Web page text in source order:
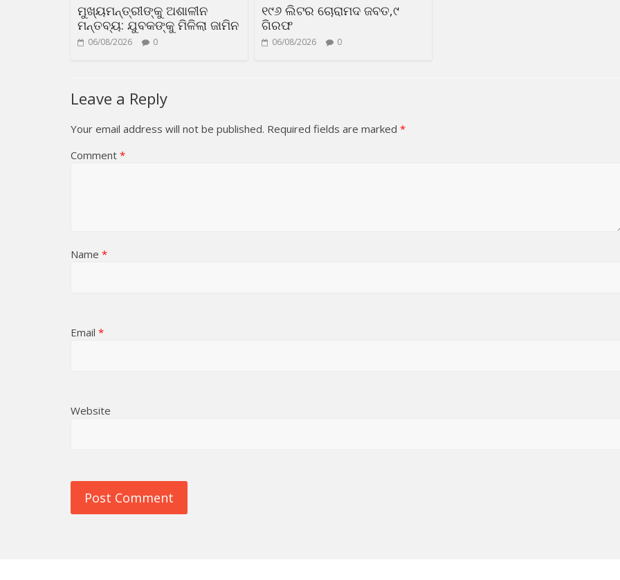
ମୁଖ୍ୟମନ୍ତ୍ରୀଙ୍କୁ ଅଶାଳୀନ
ମନ୍ତବ୍ୟ: ଯୁବକଙ୍କୁ ମିଳିଲା ଜାମିନ
06/08/2026 0
୧୯୬ ଲିଟର ଚୋରାମଦ ଜବତ,୯
ଗିରଫ
06/08/2026 0
Leave a Reply
Your email address will not be published. Required fields are marked *
Comment *
Name *
Email *
Website